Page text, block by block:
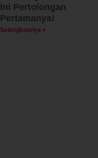
Ini Pertolongan
Pertamanya!
Selengkapnya »